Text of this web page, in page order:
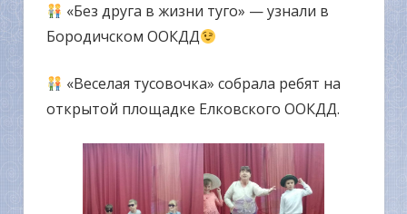
«Без друга в жизни туго» — узнали в
Бородичском ООКДД
«Веселая тусовочка» собрала ребят на
открытой площадке Елковского ООКДД.